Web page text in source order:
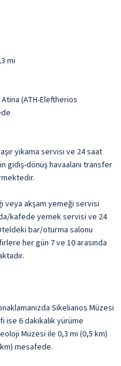
mi
(ATH-Eleftherios
yıkama servisi ve 24 saat
gidiş-dönüş havaalanı transfer
veya akşam yemeği servisi
kafede yemek servisi ve 24
bar/oturma salonu
her gün 7 ve 10 arasında
Sikelianos Müzesi
ise 6 dakikalık yürüme
Müzesi ile 0,3 mi (0,5 km)
mesafede.